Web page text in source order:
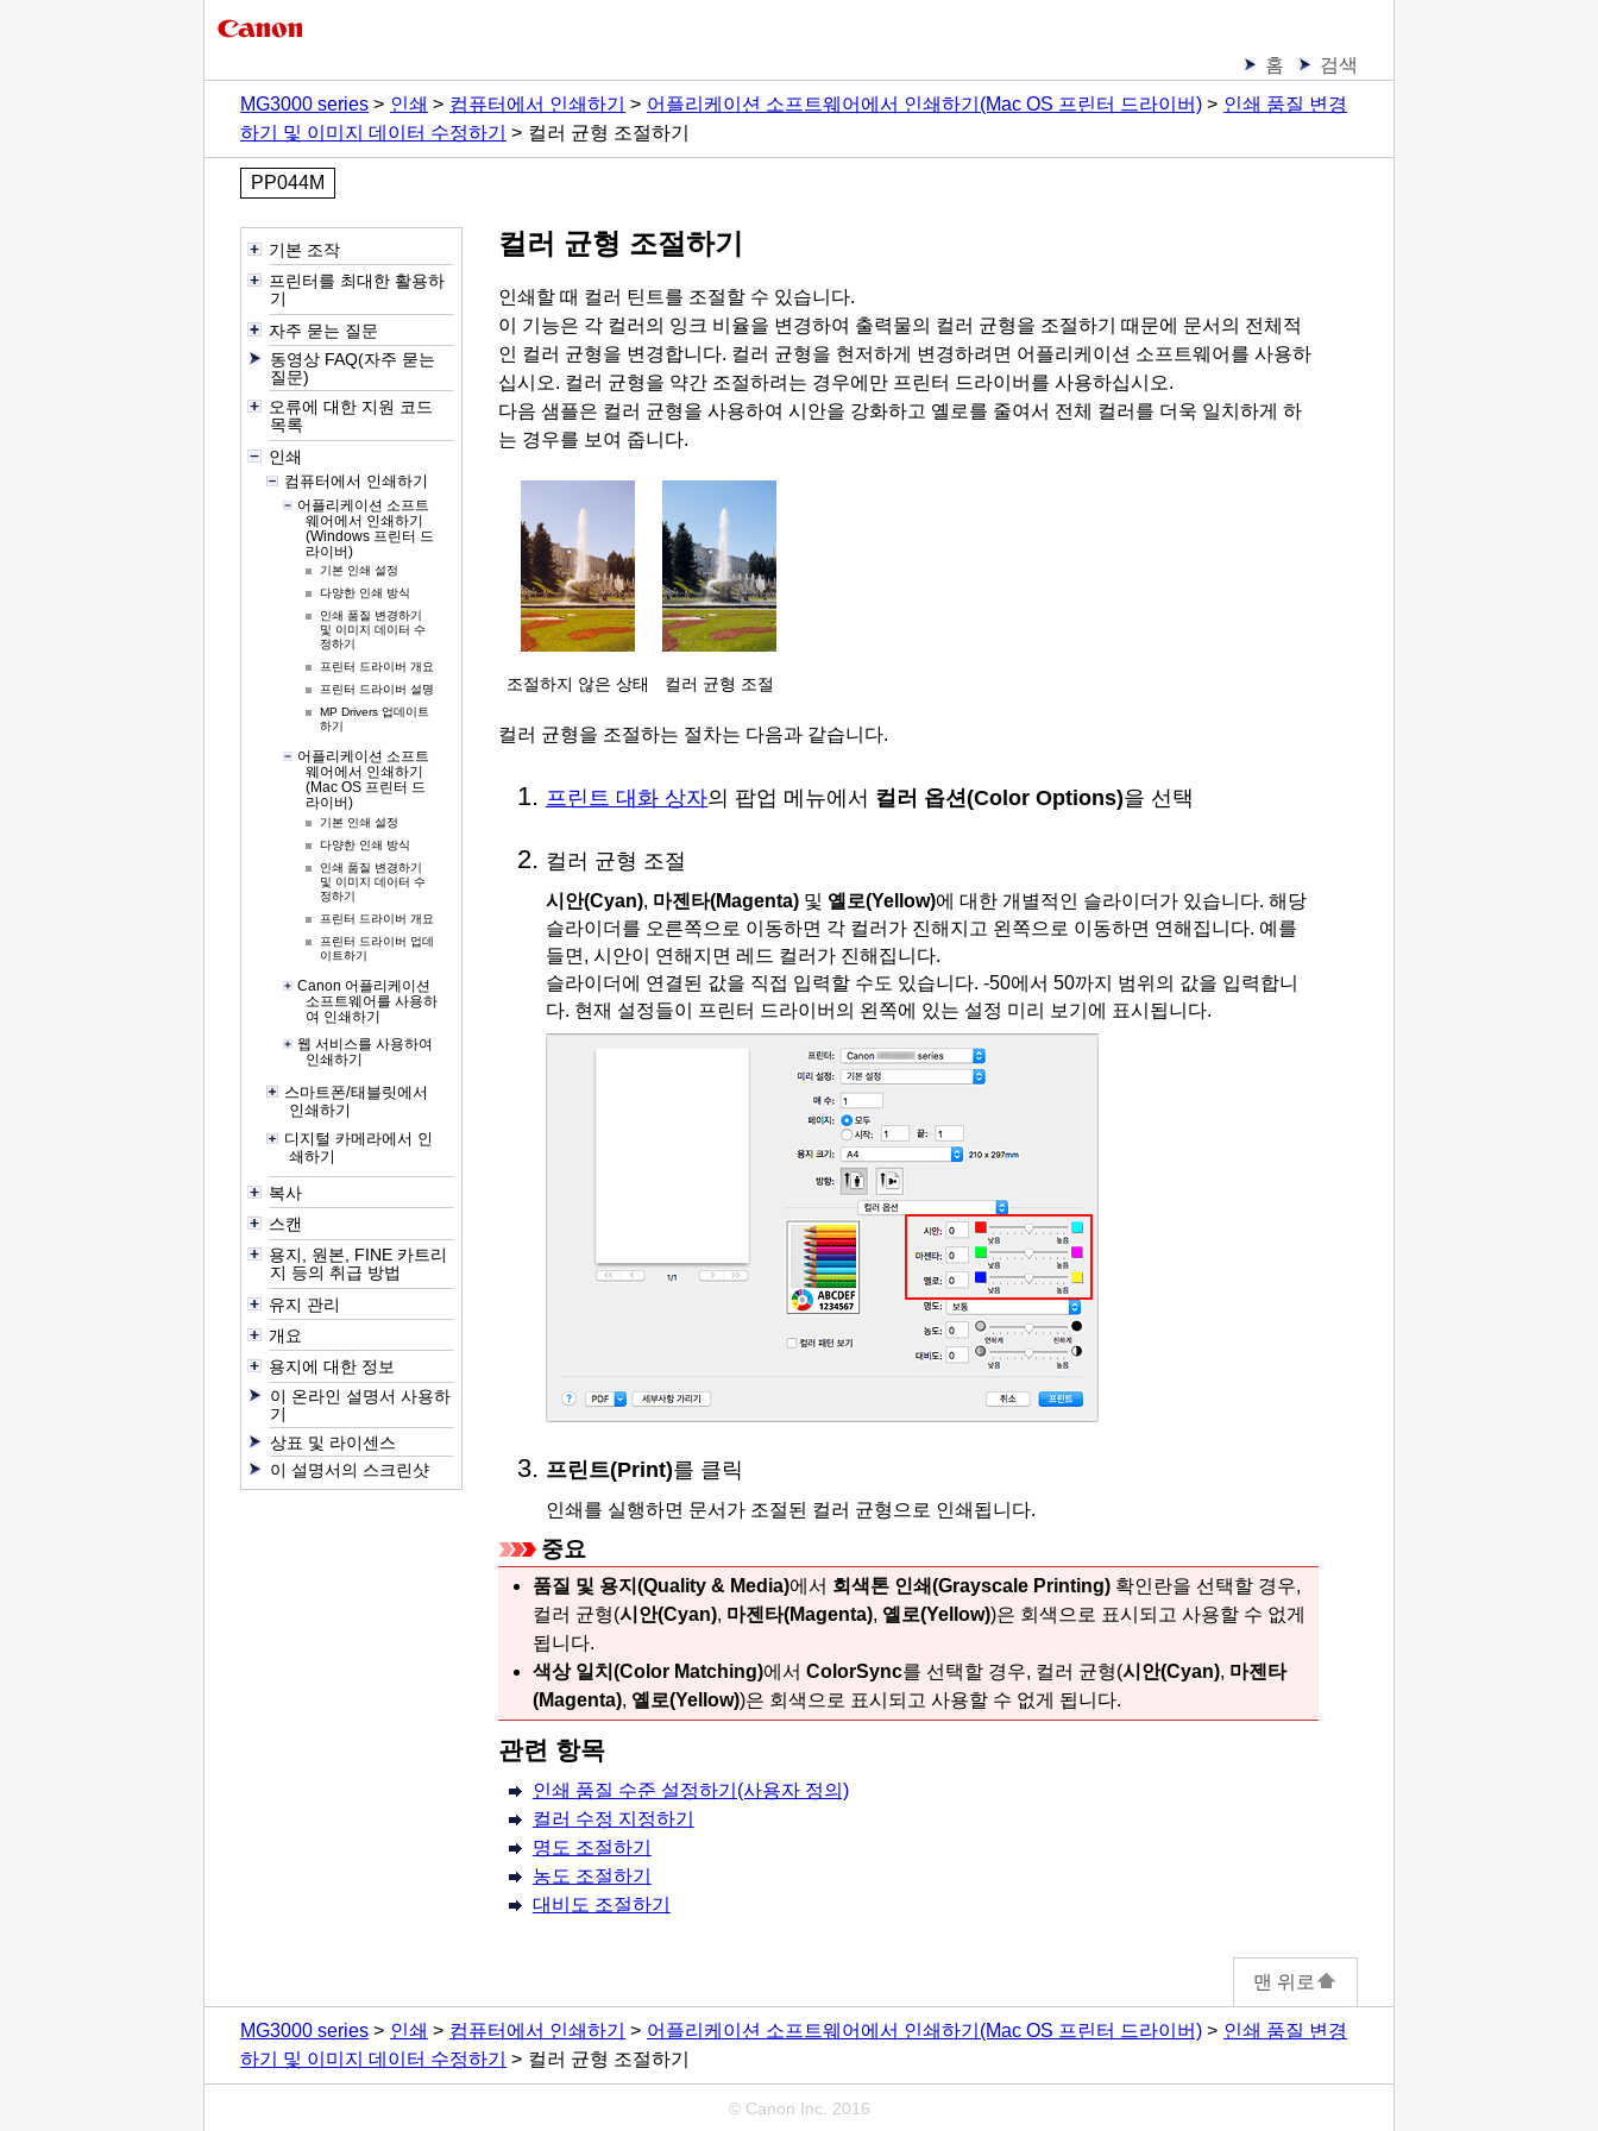
홈
검색
MG3000 series
인쇄 컴퓨터에서 인쇄하기 어플리케이션 소프트웨어에서 인쇄하기(Mac OS 프린터 드라이버)
인쇄 품질 변경
하기 및 이미지 데이터 수정하기
컬러 균형 조절하기
PP044M
기본 조작
프린터를 최대한 활용하
기
자주 묻는 질문
동영상 FAQ(자주 묻는
질문)
오류에 대한 지원 코드
목록
인쇄
컴퓨터에서 인쇄하기
어플리케이션 소프트
웨어에서 인쇄하기
(Windows 프린터 드
라이버)
기본 인쇄 설정
다양한 인쇄 방식
인쇄 품질 변경하기
및 이미지 데이터 수
정하기
프린터 드라이버 개요
프린터 드라이버 설명
MP Drivers 업데이트
하기
어플리케이션 소프트
웨어에서 인쇄하기
(Mac OS 프린터 드
라이버)
기본 인쇄 설정
다양한 인쇄 방식
인쇄 품질 변경하기
및 이미지 데이터 수
정하기
프린터 드라이버 개요
프린터 드라이버 업데
이트하기
Canon 어플리케이션
소프트웨어를 사용하
여 인쇄하기
웹 서비스를 사용하여
인쇄하기
스마트폰/태블릿에서
인쇄하기
디지털 카메라에서 인
쇄하기
복사
스캔
용지, 원본, FINE 카트리
지 등의 취급 방법
유지 관리
개요
용지에 대한 정보
이 온라인 설명서 사용하
기
상표 및 라이센스
이 설명서의 스크린샷
컬러 균형 조절하기
인쇄할 때 컬러 틴트를 조절할 수 있습니다.
이 기능은 각 컬러의 잉크 비율을 변경하여 출력물의 컬러 균형을 조절하기 때문에 문서의 전체적
인 컬러 균형을 변경합니다. 컬러 균형을 현저하게 변경하려면 어플리케이션 소프트웨어를 사용하
십시오. 컬러 균형을 약간 조절하려는 경우에만 프린터 드라이버를 사용하십시오.
다음 샘플은 컬러 균형을 사용하여 시안을 강화하고 옐로를 줄여서 전체 컬러를 더욱 일치하게 하
는 경우를 보여 줍니다.
조절하지 않은 상태 컬러 균형 조절
컬러 균형을 조절하는 절차는 다음과 같습니다.
프린트 대화 상자의 팝업 메뉴에서 컬러 옵션 (Color Options)을 선택
컬러 균형 조절
시안(Cyan), 마젠타(Magenta) 및 옐로(Yellow)에 대한 개별적인 슬라이더가 있습니다. 해당
슬라이더를 오른쪽으로 이동하면 각 컬러가 진해지고 왼쪽으로 이동하면 연해집니다. 예를
들면, 시안이 연해지면 레드 컬러가 진해집니다.
슬라이더에 연결된 값을 직접 입력할 수도 있습니다. -50에서 50까지 범위의 값을 입력합니
다. 현재 설정들이 프린터 드라이버의 왼쪽에 있는 설정 미리 보기에 표시됩니다.
프린트(Print)를 클릭
인쇄를 실행하면 문서가 조절된 컬러 균형으로 인쇄됩니다.
중요
품질 및 용지 (Quality & Media)에서 회색톤 인쇄(Grayscale Printing)확인란을 선택할 경우,
컬러 균형(시안(Cyan), 마젠타(Magenta), 옐로(Yellow))은 회색으로 표시되고 사용할 수 없게
됩니다.
색상 일치 (Color Matching)에서 ColorSync를 선택할 경우, 컬러 균형(시안(Cyan), 마젠타
(Magenta), 옐로(Yellow))은 회색으로 표시되고 사용할 수 없게 됩니다.
관련 항목
인쇄 품질 수준 설정하기(사용자 정의)
컬러 수정 지정하기
명도 조절하기
농도 조절하기
대비도 조절하기
맨 위로
MG3000 series 인쇄 컴퓨터에서 인쇄하기 어플리케이션 소프트웨어에서 인쇄하기(Mac OS 프린터 드라이버)
인쇄 품질 변경
하기 및 이미지 데이터 수정하기
컬러 균형 조절하기
© Canon Inc. 2016